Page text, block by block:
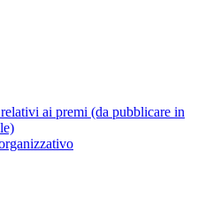
ai premi (da pubblicare in